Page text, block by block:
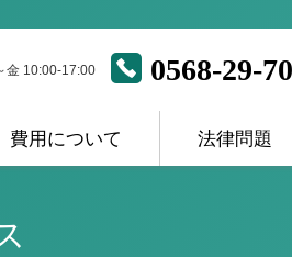
金 10:00-17:00 0568-29-
費用について 法律問題